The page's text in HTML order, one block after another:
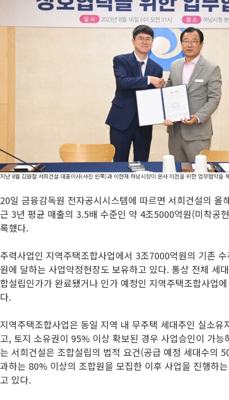
지난 8월 김원철 서희건설 대표이사(사진 왼쪽)과 이현재 하남시장이 본사 이전을 위한 업무협약을
20일 금융감독원 전자공시시스템에 따르면 서희건설의 올
근 3년 평균 매출의 3.5배 수준인 약 4조5000억원(미착공
록했다.
주력사업인 지역주택조합사업에서 3조7000억원의 기존
원에 달하는 사업약정현장도 보유하고 있다. 통상 전체 세
합설립인가가 완료됐거나 인가 예정인 지역주택조합사업
다.
지역주택조합사업은 동일 지역 내 무주택 세대주인 실소유
고, 토지 소유권이 95% 이상 확보된 경우 사업승인이 가능
는 서희건설은 조합설립의 법적 요건(공급 예정 세대수의
과하는 80% 이상의 조합원을 모집한 이후 사업을 진행하
고 있다.